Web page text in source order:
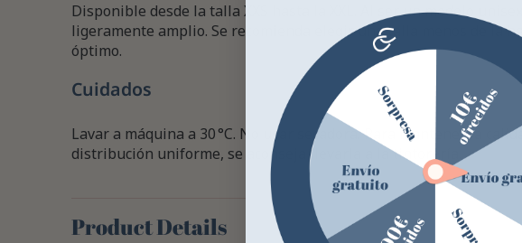
Disponible desde la talla XXS hasta la XXL. Al ser un modelo
ligeramente amplio. Se recomienda elegir una talla menos de la
óptimo.
Cuidados
Lavar a máquina a 30 °C. No usar secadora. Para mantener la
distribución uniforme, se aconseja llevarla a la tintorería.
Product Details